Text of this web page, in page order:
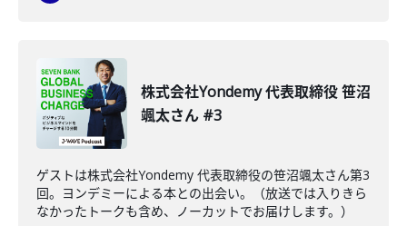
株式会社Yondemy 代表取締役 笹沼
颯太さん #3
ゲストは株式会社Yondemy 代表取締役の笹沼颯太さん第3
回。ヨンデミーによる本との出会い。（放送では入りきら
なかったトークも含め、ノーカットでお届けします。）